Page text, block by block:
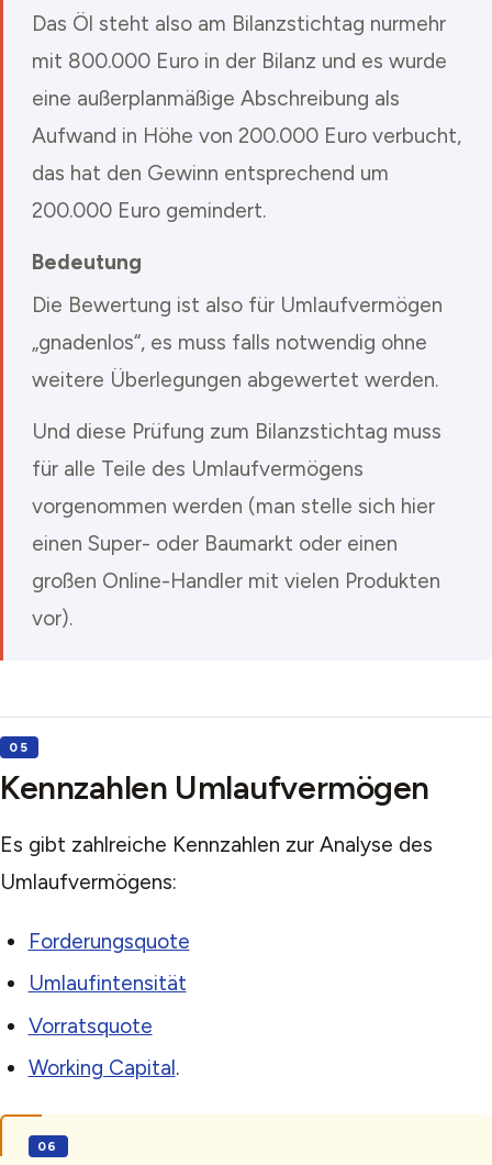
Das Öl steht also am Bilanzstichtag nurmehr
mit 800.000 Euro in der Bilanz und es wurde
eine außerplanmäßige Abschreibung als
Aufwand in Höhe von 200.000 Euro verbucht,
das hat den Gewinn entsprechend um
200.000 Euro gemindert.
Bedeutung
Die Bewertung ist also für Umlaufvermögen
„gnadenlos“, es muss falls notwendig ohne
weitere Überlegungen abgewertet werden.
Und diese Prüfung zum Bilanzstichtag muss
für alle Teile des Umlaufvermögens
vorgenommen werden (man stelle sich hier
einen Super- oder Baumarkt oder einen
großen Online-Handler mit vielen Produkten
vor).
Kennzahlen Umlaufvermögen
Es gibt zahlreiche Kennzahlen zur Analyse des
Umlaufvermögens:
Forderungsquote
Umlaufintensität
Vorratsquote
Working Capital.